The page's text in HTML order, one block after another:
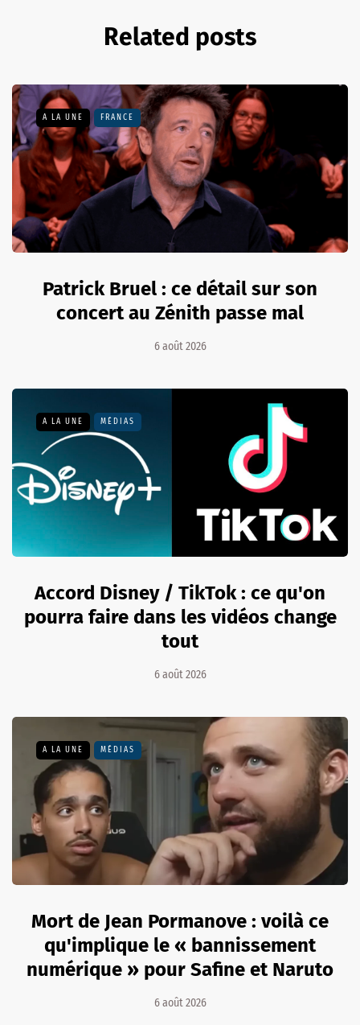
Related posts
A LA UNE FRANCE
Patrick Bruel : ce détail sur son
concert au Zénith passe mal
6 août 2026
A LA UNE MÉDIAS
Accord Disney / TikTok : ce qu'on
pourra faire dans les vidéos change
tout
6 août 2026
A LA UNE MÉDIAS
Mort de Jean Pormanove : voilà ce
qu'implique le « bannissement
numérique » pour Safine et Naruto
6 août 2026